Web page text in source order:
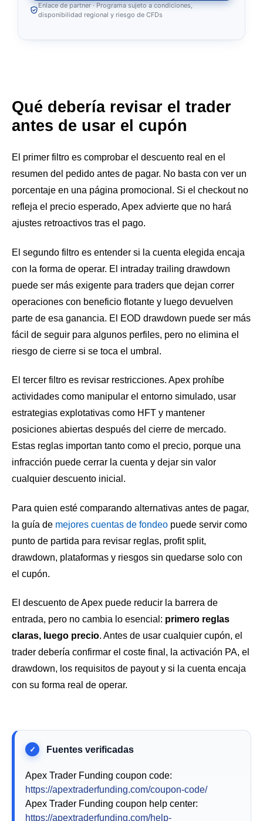
Enlace de partner · Programa sujeto a condiciones,
disponibilidad regional y riesgo de CFDs
Qué debería revisar el trader
antes de usar el cupón
El primer filtro es comprobar el descuento real en el
resumen del pedido antes de pagar. No basta con ver un
porcentaje en una página promocional. Si el checkout no
refleja el precio esperado, Apex advierte que no hará
ajustes retroactivos tras el pago.
El segundo filtro es entender si la cuenta elegida encaja
con la forma de operar. El intraday trailing drawdown
puede ser más exigente para traders que dejan correr
operaciones con beneficio flotante y luego devuelven
parte de esa ganancia. El EOD drawdown puede ser más
fácil de seguir para algunos perfiles, pero no elimina el
riesgo de cierre si se toca el umbral.
El tercer filtro es revisar restricciones. Apex prohíbe
actividades como manipular el entorno simulado, usar
estrategias explotativas como HFT y mantener
posiciones abiertas después del cierre de mercado.
Estas reglas importan tanto como el precio, porque una
infracción puede cerrar la cuenta y dejar sin valor
cualquier descuento inicial.
Para quien esté comparando alternativas antes de pagar,
la guía de mejores cuentas de fondeo puede servir como
punto de partida para revisar reglas, profit split,
drawdown, plataformas y riesgos sin quedarse solo con
el cupón.
El descuento de Apex puede reducir la barrera de
entrada, pero no cambia lo esencial: primero reglas
claras, luego precio. Antes de usar cualquier cupón, el
trader debería confirmar el coste final, la activación PA, el
drawdown, los requisitos de payout y si la cuenta encaja
con su forma real de operar.
Apex Trader Funding coupon code:
https://apextraderfunding.com/coupon-code/
Apex Trader Funding coupon help center:
https://apextraderfunding.com/help-